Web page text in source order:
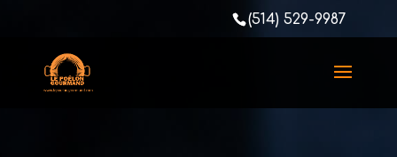
(514) 529-9987